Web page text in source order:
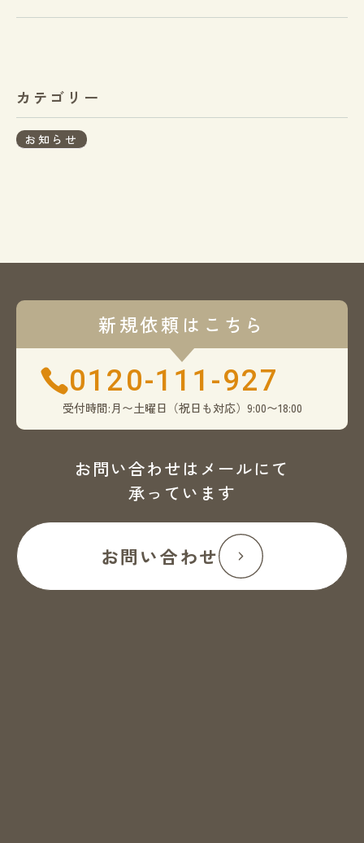
カテゴリー
お知らせ
新規依頼はこちら
0120-111-927
受付時間:月〜土曜日（祝日も対応）9:00〜18:00
お問い合わせはメールにて
承っています
お問い合わせ